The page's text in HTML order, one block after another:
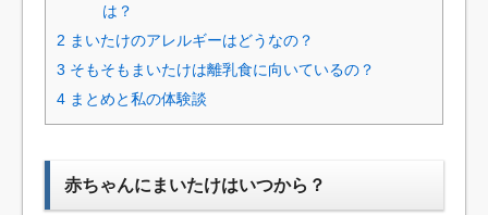
は？
2 まいたけのアレルギーはどうなの？
3 そもそもまいたけは離乳食に向いているの？
4 まとめと私の体験談
赤ちゃんにまいたけはいつから？